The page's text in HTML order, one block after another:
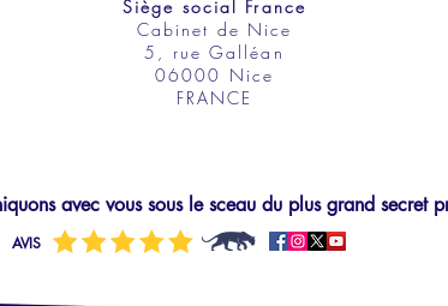
Siège social France
Cabinet de Nice
5, rue Galléan
06000 Nice
FRANCE
avec vous sous le sceau du plus grand secret
AVIS